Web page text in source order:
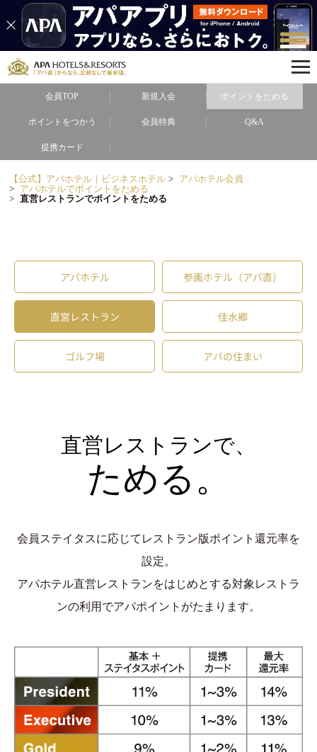
会員TOP 新規入会 ポイントをためる
ポイントをつかう 会員特典 Q&A
提携カード
【公式】アパホテル｜ビジネスホテル
アパホテル会員
アパホテルでポイントをためる
直営レストランでポイントをためる
アパホテル 参画ホテル（アパ直）
直営レストラン 佳水郷
ゴルフ場 アパの住まい
直営レストランで、
ためる。
会員ステイタスに応じてレストラン版ポイント還元率を
設定。
アパホテル直営レストランをはじめとする対象レストラ
ンの利用でアパポイントがたまります。